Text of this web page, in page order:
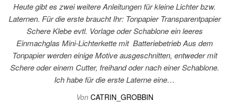
Heute gibt es zwei weitere Anleitungen für kleine Lichter bzw.
Laternen. Für die erste braucht Ihr: Tonpapier Transparentpapier
Schere Klebe evtl. Vorlage oder Schablone ein leeres
Einmachglas Mini-Lichterkette mit Batteriebetrieb Aus dem
Tonpapier werden einige Motive ausgeschnitten, entweder mit
Schere oder einem Cutter, freihand oder nach einer Schablone.
Ich habe für die erste Laterne eine…
Von CATRIN_GROBBIN